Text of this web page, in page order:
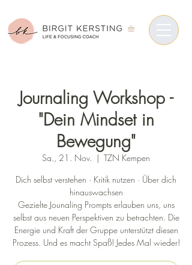
Journaling Workshop -
"Dein Mindset in
Bewegung"
Sa., 21. Nov.
  |
TZN Kempen
Dich selbst verstehen · Kritik nutzen · Über dich
hinauswachsen
Gezielte Jounaling Prompts erlauben uns, uns
selbst aus neuen Perspektiven zu betrachten. Die
Energie und Kraft der Gruppe unterstützt diesen
Prozess. Und es macht Spaß! Jedes Mal wieder!